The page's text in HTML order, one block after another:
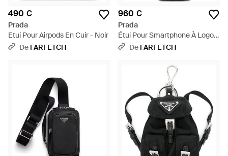
490 €
Prada
Etui Pour Airpods En Cuir - Noir
De FARFETCH
960 €
Prada
Étui Pour Smartphone À Logo -
NoirDe FARFETCH